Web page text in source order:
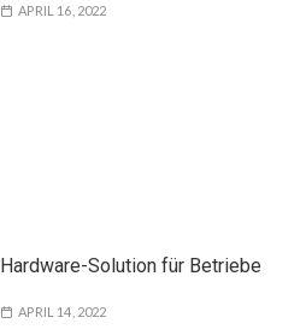
APRIL 16, 2022
Hardware-Solution für Betriebe
APRIL 14, 2022